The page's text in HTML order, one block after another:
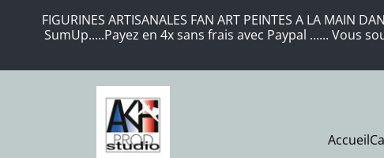
FIGURINES ARTISANALES FAN ART PEINTES A LA MAIN
SumUp.....Payez en 4x sans frais avec Paypal ...... Vous
Accueil